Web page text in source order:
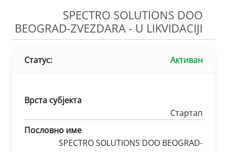
SPECTRO SOLUTIONS DOO
BEOGRAD-ZVEZDARA - U LIKVIDACIJI
Статус: Активан
Врста субјекта
Стартап
Пословно име
SPECTRO SOLUTIONS DOO BEOGRAD-